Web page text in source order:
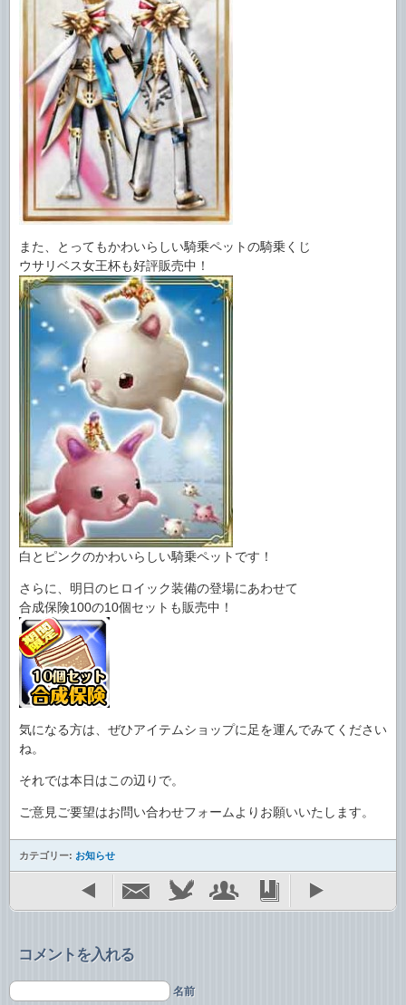
また、とってもかわいらしい騎乗ペットの騎乗くじ
ウサリベス女王杯も好評販売中！
白とピンクのかわいらしい騎乗ペットです！
さらに、明日のヒロイック装備の登場にあわせて
合成保険100の10個セットも販売中！
気になる方は、ぜひアイテムショップに足を運んでみてください
ね。
それでは本日はこの辺りで。
ご意見ご要望はお問い合わせフォームよりお願いいたします。
カテゴリー: お知らせ
コメントを入れる
名前